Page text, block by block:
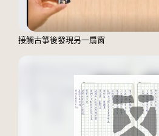
接觸古箏後發現另一扇窗